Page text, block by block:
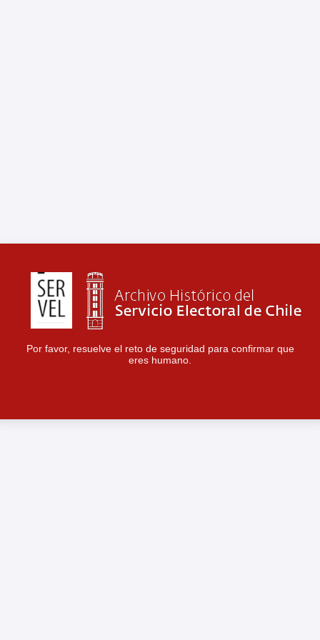
Por favor, resuelve el reto de seguridad para confirmar que
eres humano.